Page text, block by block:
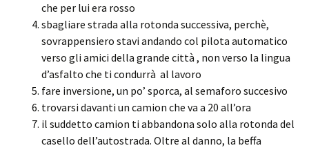
che per lui era rosso
sbagliare strada alla rotonda successiva, perchè,
sovrappensiero stavi andando col pilota automatico
verso gli amici della grande città , non verso la lingua
d’asfalto che ti condurrà al lavoro
fare inversione, un po’ sporca, al semaforo succesivo
trovarsi davanti un camion che va a 20 all’ora
il suddetto camion ti abbandona solo alla rotonda del
casello dell’autostrada. Oltre al danno, la beffa